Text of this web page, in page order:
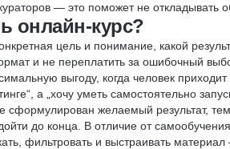
— это поможет не откладывать
онлайн-курс?
цель и понимание, какой
и не переплатить за ошибочный
выгоду, когда человек
а „хочу уметь самостоятельно
сформулирован желаемый результат,
до конца. В отличие от
фильтровать и выстраивать материал